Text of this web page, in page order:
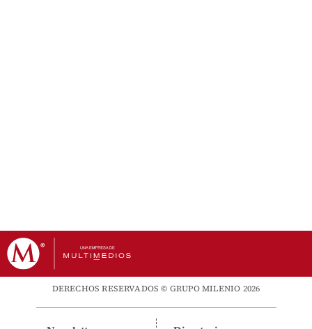
DERECHOS RESERVADOS © GRUPO MILENIO 2026